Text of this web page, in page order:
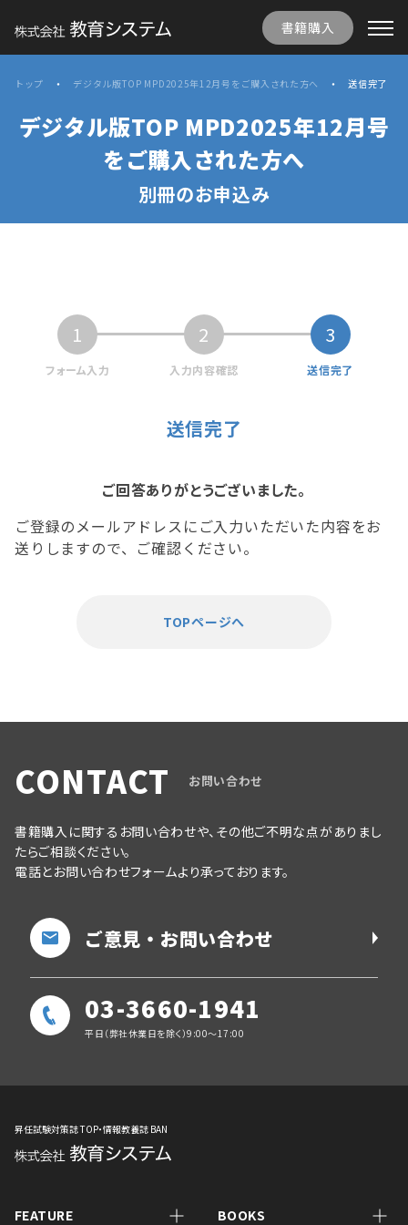
書籍購入
トップ デジタル版TOP MPD2025年12月号をご購入された方へ 送信完了
デジタル版TOP MPD2025年12月号
をご購入された方へ
別冊のお申込み
1
フォーム入力
2
入力内容確認
3
送信完了
送信完了
ご回答ありがとうございました。
ご登録のメールアドレスにご入力いただいた内容をお
送りしますので、ご確認ください。
TOPページへ
CONTACT お問い合わせ
書籍購入に関するお問い合わせや、その他ご不明な点がありまし
たらご相談ください。
電話とお問い合わせフォームより承っております。
ご意見・お問い合わせ
03-3660-1941
平日（弊社休業日を除く）9:00～17:00
昇任試験対策誌 TOP・情報教養誌 BAN
FEATURE BOOKS